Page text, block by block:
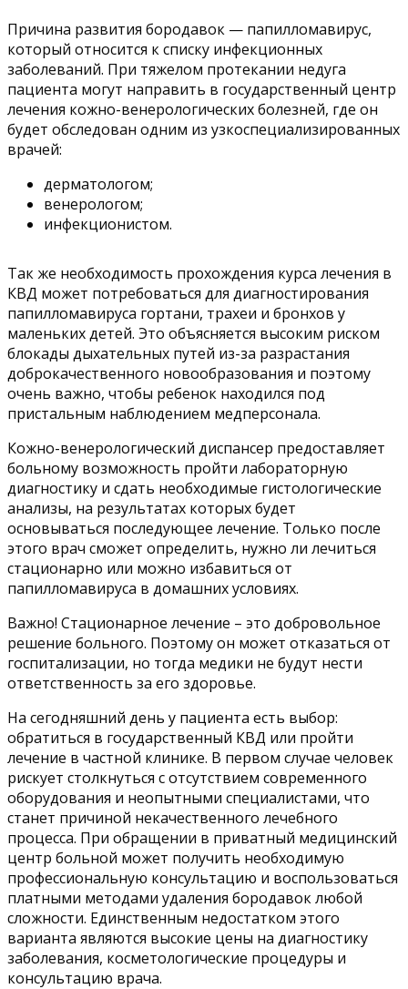
Причина развития бородавок — папилломавирус,
который относится к списку инфекционных
заболеваний. При тяжелом протекании недуга
пациента могут направить в государственный центр
лечения кожно-венерологических болезней, где он
будет обследован одним из узкоспециализированных
врачей:
дерматологом;
венерологом;
инфекционистом.
Так же необходимость прохождения курса лечения в
КВД может потребоваться для диагностирования
папилломавируса гортани, трахеи и бронхов у
маленьких детей. Это объясняется высоким риском
блокады дыхательных путей из-за разрастания
доброкачественного новообразования и поэтому
очень важно, чтобы ребенок находился под
пристальным наблюдением медперсонала.
Кожно-венерологический диспансер предоставляет
больному возможность пройти лабораторную
диагностику и сдать необходимые гистологические
анализы, на результатах которых будет
основываться последующее лечение. Только после
этого врач сможет определить, нужно ли лечиться
стационарно или можно избавиться от
папилломавируса в домашних условиях.
Важно! Стационарное лечение – это добровольное
решение больного. Поэтому он может отказаться от
госпитализации, но тогда медики не будут нести
ответственность за его здоровье.
На сегодняшний день у пациента есть выбор:
обратиться в государственный КВД или пройти
лечение в частной клинике. В первом случае человек
рискует столкнуться с отсутствием современного
оборудования и неопытными специалистами, что
станет причиной некачественного лечебного
процесса. При обращении в приватный медицинский
центр больной может получить необходимую
профессиональную консультацию и воспользоваться
платными методами удаления бородавок любой
сложности. Единственным недостатком этого
варианта являются высокие цены на диагностику
заболевания, косметологические процедуры и
консультацию врача.